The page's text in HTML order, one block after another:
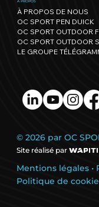
À PROPOS
À PROPOS DE NOUS
OC SPORT PEN DUICK
OC SPORT OUTDOOR
OC SPORT OUTDOOR
LE GROUPE
© 2026 par OC
Site réalisé par
Mentions légales •
Politique de